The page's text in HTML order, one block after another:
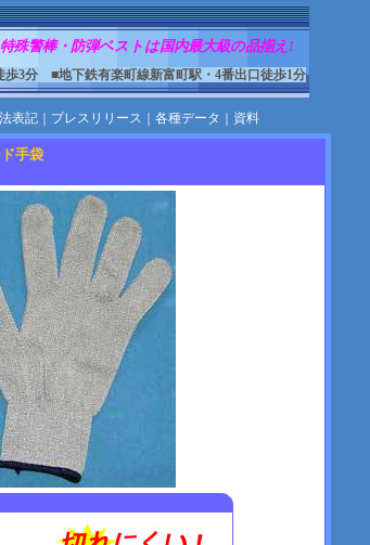
殊警棒・防弾ベストは国内最大級の品揃え!
歩3分 ■地下鉄有楽町線新富町駅・4番出口徒歩1分
表記｜ プレスリリース 各種データ 資料
手袋